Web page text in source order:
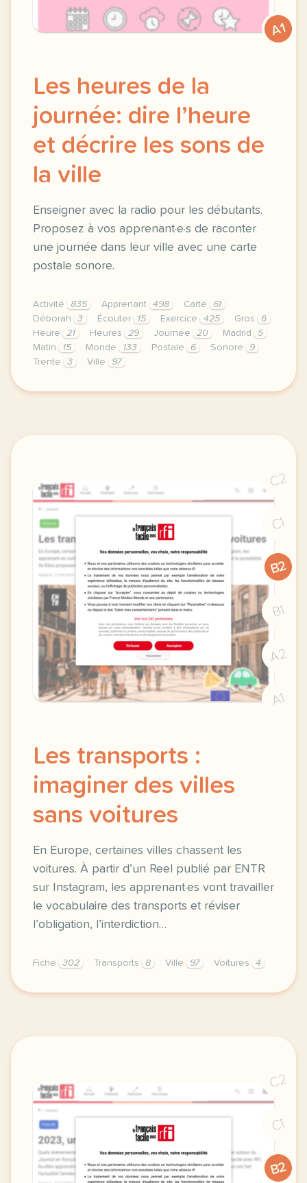
A1
Les heures de la
journée: dire l’heure
et décrire les sons de
la ville
Enseigner avec la radio pour les débutants.
Proposez à vos apprenant·e·s de raconter
une journée dans leur ville avec une carte
postale sonore.
Activité 835 Apprenant 498 Carte
61
Déborah
3 Écouter 15 Exercice 425 Gros
6
Heure
21 Heures 29 Journée 20 Madrid
5
Matin
15 Monde 133 Postale 6 Sonore
9
Trente
3 Ville 97
fiche a1 les heures de la journee dire l heure et
C2
C1
B2
B1
A2
A1
Les transports :
imaginer des villes
sans voitures
En Europe, certaines villes chassent les
voitures. À partir d’un Reel publié par ENTR
sur Instagram, les apprenant·es vont travailler
le vocabulaire des transports et réviser
l’obligation, l’interdiction…
Fiche 302 Transports 8 Ville 97 Voitures 4
fiche a2 les transports imaginer des villes sans
C2
C1
B2